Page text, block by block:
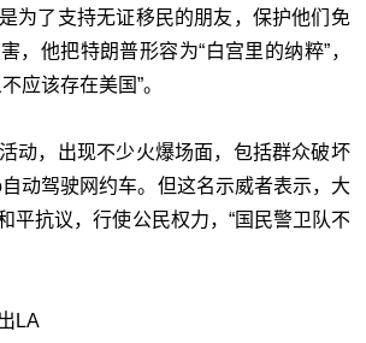
为了支持无证移民的朋友，保护他们免
，他把特朗普形容为“白宫里的纳粹”，
应该存在美国”。
动，出现不少火爆场面，包括群众破坏
动驾驶网约车。但这名示威者表示，大
平抗议，行使公民权力，“国民警卫队不
LA